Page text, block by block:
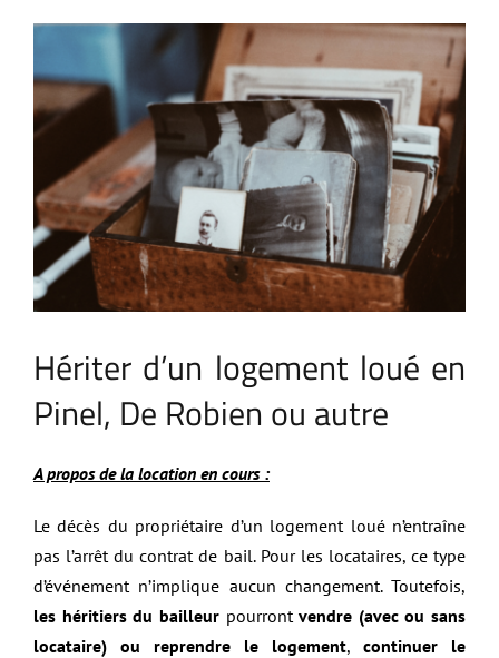
agrandie
Hériter d’un logement loué en
Pinel, De Robien ou autre
A propos de la location en cours :
Le décès du propriétaire d’un logement loué n’entraîne
pas l’arrêt du contrat de bail. Pour les locataires, ce type
d’événement n’implique aucun changement. Toutefois,
les héritiers du bailleurpourrontvendre (avec ou sans
locataire) ou reprendre le logement, continuer le